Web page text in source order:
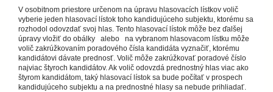
V osobitnom priestore určenom na úpravu hlasovacích lístkov volič
vyberie jeden hlasovací lístok toho kandidujúceho subjektu, ktorému sa
rozhodol odovzdať svoj hlas. Tento hlasovací lístok môže bez ďalšej
úpravy vložiť do obálky alebo na vybranom hlasovacom lístku môže
volič zakrúžkovaním poradového čísla kandidáta vyznačiť, ktorému
kandidátovi dávate prednosť. Volič môže zakrúžkovať poradové číslo
najviac štyroch kandidátov. Ak volič odovzdá prednostný hlas viac ako
štyrom kandidátom, taký hlasovací lístok sa bude počítať v prospech
kandidujúceho subjektu a na prednostné hlasy sa nebude prihliadať.